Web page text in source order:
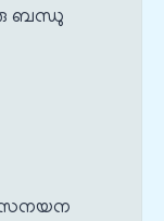
ബന്ധു